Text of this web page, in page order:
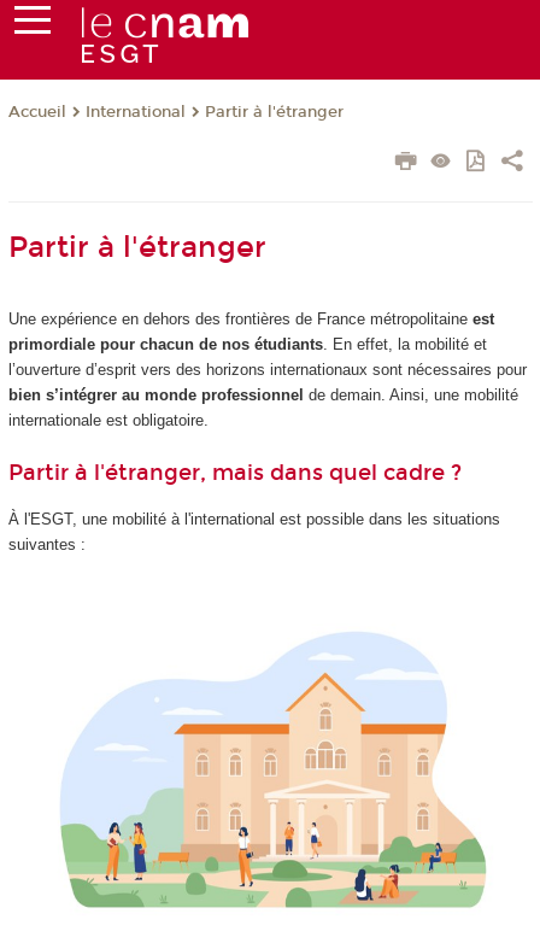
Accueil International Partir à l'étranger
Partir à l'étranger
Une expérience en dehors des frontières de France métropolitaine est
primordiale pour chacun de nos étudiants. En effet, la mobilité et
l’ouverture d’esprit vers des horizons internationaux sont nécessaires pour
bien s’intégrer au monde professionnel de demain. Ainsi, une mobilité
internationale est obligatoire.
Partir à l'étranger, mais dans quel cadre ?
À l'ESGT, une mobilité à l'international est possible dans les situations
suivantes :